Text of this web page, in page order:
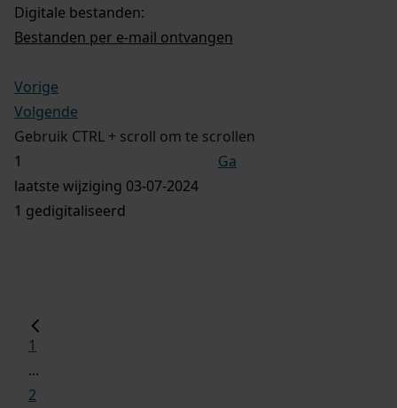
Digitale bestanden:
Bestanden per e-mail ontvangen
Vorige
Volgende
Gebruik CTRL + scroll om te scrollen
Ga
laatste wijziging 03-07-2024
1 gedigitaliseerd
1
...
2